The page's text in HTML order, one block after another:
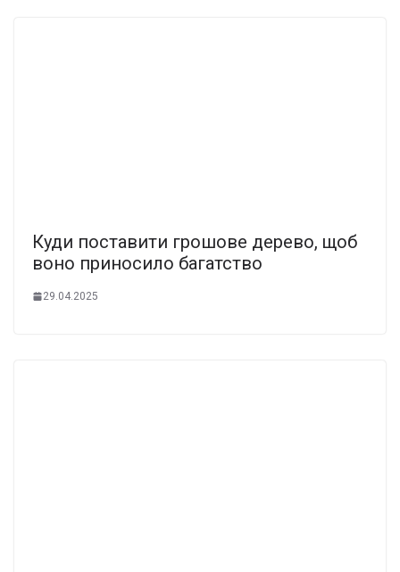
Куди поставити грошове дерево, щоб
воно приносило багатство
29.04.2025